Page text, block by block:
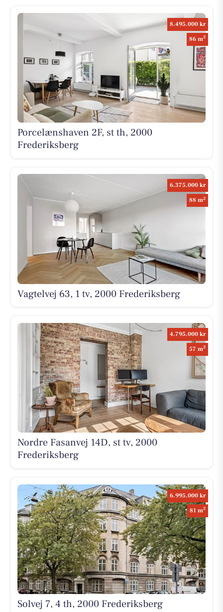
8.495.000 kr
86 m2
Porcelænshaven 2F, st th, 2000
Frederiksberg
6.375.000 kr
88 m2
Vagtelvej 63, 1 tv, 2000 Frederiksberg
4.795.000 kr
57 m2
Nordre Fasanvej 14D, st tv, 2000
Frederiksberg
6.995.000 kr
81 m2
Solvej 7, 4 th, 2000 Frederiksberg